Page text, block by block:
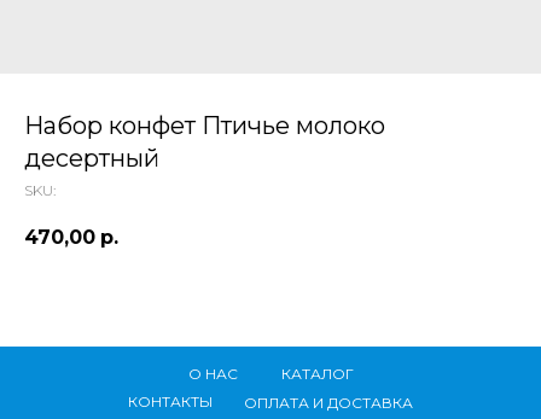
Набор конфет Птичье молоко
десертный
SKU:
470,00 р.
О НАС
КАТАЛОГ
ОПЛАТА И ДОСТАВКА
КОНТАКТЫ